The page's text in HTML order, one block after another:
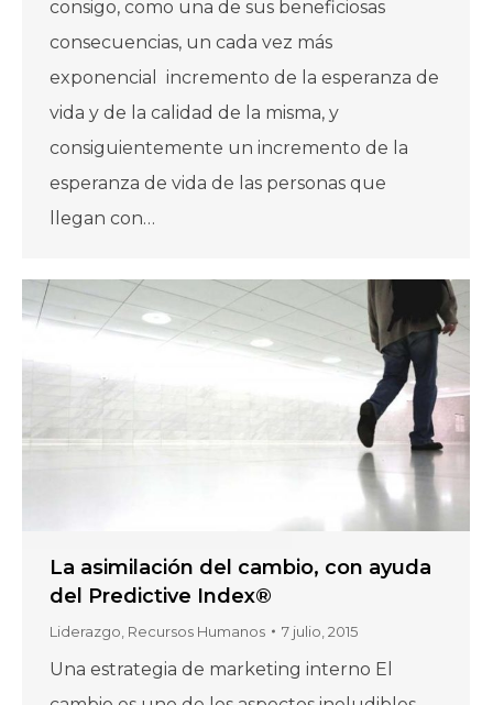
consigo, como una de sus beneficiosas
consecuencias, un cada vez más
exponencial incremento de la esperanza de
vida y de la calidad de la misma, y
consiguientemente un incremento de la
esperanza de vida de las personas que
llegan con…
La asimilación del cambio, con ayuda
del Predictive Index®
Liderazgo Recursos Humanos 7 julio, 2015
Una estrategia de marketing interno El